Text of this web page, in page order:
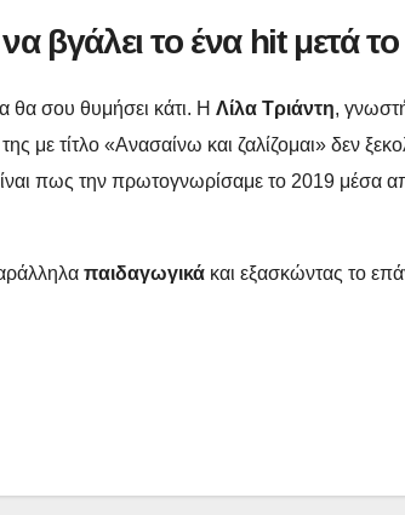
βγάλει το ένα hit μετά
θα σου θυμήσει κάτι. Η Λίλα Τριάντη,
με τίτλο «Ανασαίνω και ζαλίζομαι» δεν
πως την πρωτογνωρίσαμε το 2019 μέσα
παιδαγωγικά και εξασκώντας το